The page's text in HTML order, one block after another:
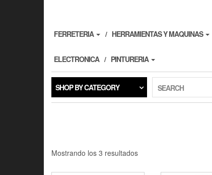
FERRETERIA HERRAMIENTAS Y MAQUINAS
ELECTRONICA PINTURERIA
SHOP BY CATEGORY SEARCH
Mostrando los 3 resultados